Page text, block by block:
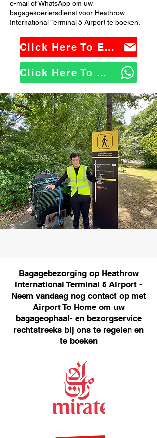
e-mail of WhatsApp om uw
bagagekoeriersdienst voor Heathrow
International Terminal 5 Airport te boeken.
Click Here To Email Us
Click Here To WhatsApp Us
Bagagebezorging op Heathrow
International Terminal 5 Airport -
Neem vandaag nog contact op met
Airport To Home om uw
bagageophaal- en bezorgservice
rechtstreeks bij ons te regelen en
te boeken